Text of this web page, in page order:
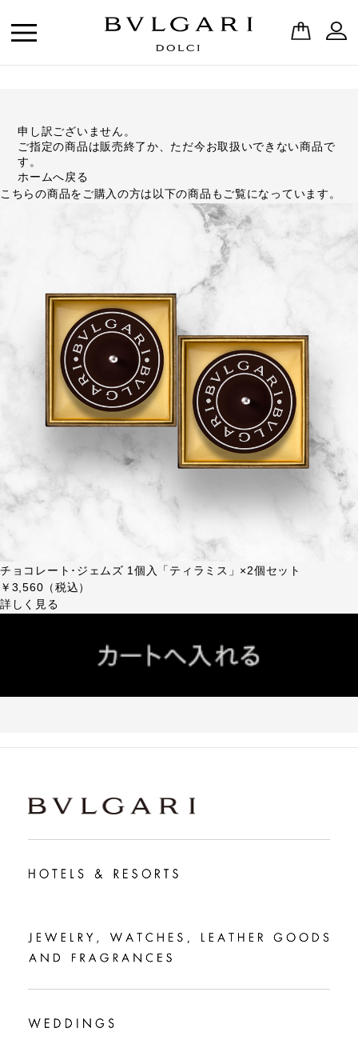
申し訳ございません。
ご指定の商品は販売終了か、ただ今お取扱いできない商品で
す。
ホームへ戻る
こちらの商品をご購入の方は以下の商品もご覧になっています。
チョコレート･ジェムズ 1個入「ティラミス」×2個セット
￥3,560（税込）
詳しく見る